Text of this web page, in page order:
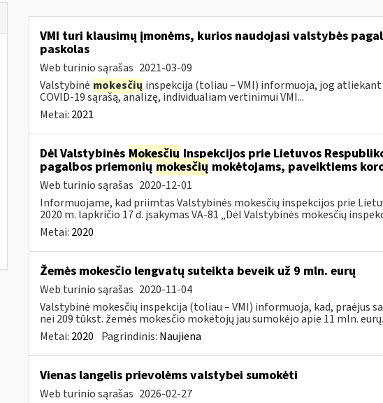
VMI turi klausimų įmonėms, kurios naudojasi valstybės
paskolas
Web turinio sąrašas 2021-03-09
Valstybinė mokesčių inspekcija (toliau – VMI) informuoja, jog
COVID-19 sąrašą, analizę, individualiam vertinimui VMI...
Metai: 2021
Dėl Valstybinės MokesčiųInspekcijos prie Lietuvos
pagalbos priemoniųmokesčių mokėtojams, paveiktiems
Web turinio sąrašas 2020-12-01
Informuojame, kad priimtas Valstybinės mokesčių inspekcijos prie
2020 m. lapkričio 17 d. įsakymas VA-81 „Dėl Valstybinės mokesčių
Metai: 2020
Žemės mokesčio lengvatų suteikta beveik už 9 mln. eurų
Web turinio sąrašas 2020-11-04
Valstybinė mokesčių inspekcija (toliau – VMI) informuoja, kad, praėjus
nei 209 tūkst. žemės mokesčio mokėtojų jau sumokėjo apie 11 mln.
Metai: 2020 Pagrindinis: Naujiena
Vienas langelis prievolėms valstybei sumokėti
Web turinio sąrašas 2026-02-27